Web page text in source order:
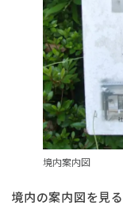
境内案内図
境内の案内図を見